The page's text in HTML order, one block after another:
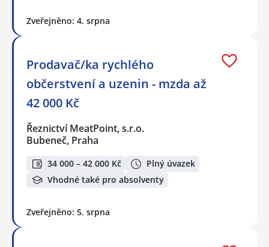
Zveřejněno: 4. srpna
Prodavač/ka rychlého
občerstvení a uzenin - mzda až
42 000 Kč
Řeznictví MeatPoint, s.r.o.
Bubeneč, Praha
34 000 – 42 000 Kč
Plný úvazek
Vhodné také pro absolventy
Zveřejněno: 5. srpna